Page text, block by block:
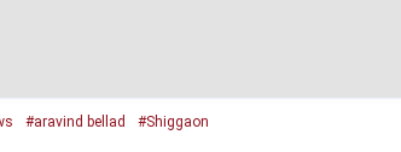
#aravind bellad #Shiggaon